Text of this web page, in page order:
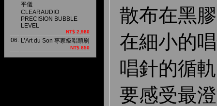
平儀
CLEARAUDIO
PRECISION BUBBLE
LEVEL
NT$ 2,980
06. L’Art du Son 專家級唱頭刷
NT$ 850
散布在黑
在細小的
唱針的循
要感受最